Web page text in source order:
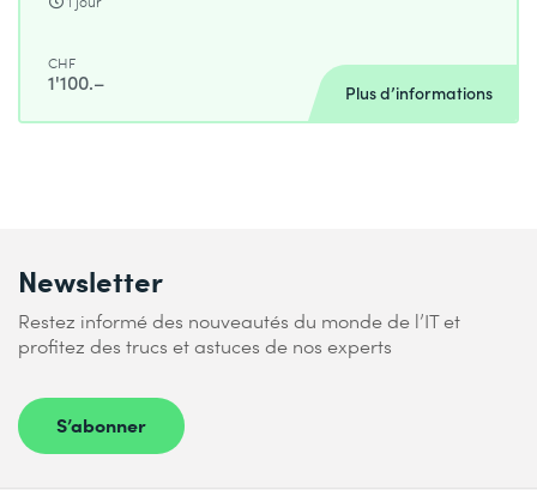
CHF
1'100.– Plus d’informations
Newsletter
Restez informé des nouveautés du monde de l’IT et
profitez des trucs et astuces de nos experts
S’abonner